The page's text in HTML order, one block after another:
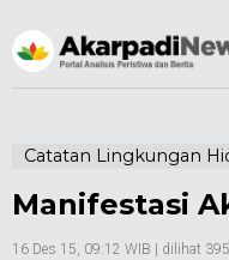
Catatan Lingkungan
Manifestasi
16 Des 15, 09:12 WIB | dilihat